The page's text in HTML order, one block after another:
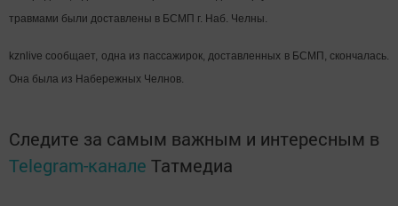
травмами были доставлены в БСМП г. Наб. Челны.
kznlive сообщает, одна из пассажирок, доставленных в БСМП, скончалась.
Она была из Набережных Челнов.
Следите за самым важным и интересным в
Telegram-канале Татмедиа